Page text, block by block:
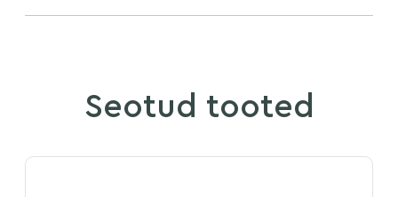
Seotud tooted